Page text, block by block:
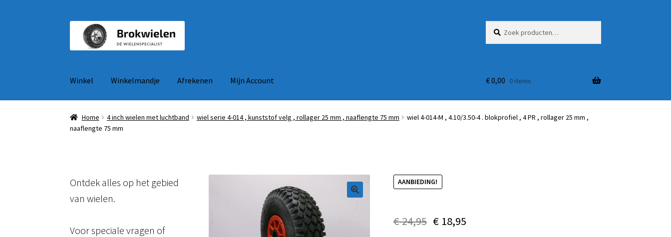
door
naar
naar
de
naar:
Winkel Winkelmandje Afrekenen Mijn Account €0,00 0 items
Home 4 inch wielen met luchtband wiel serie 4-014 , kunststof velg , rollager 25 mm , naaflengte 75 mm
wiel 4-014-M , 4.10/3.50-4 . blokprofiel , 4 PR , rollager 25 mm ,
naaflengte 75 mm
AANBIEDING!
€24,95 € 18,95
Ontdek alles op het gebied
van wielen.
Voor speciale vragen of